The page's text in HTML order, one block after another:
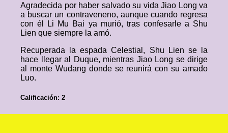
Agradecida por haber salvado su vida Jiao Long va
a buscar un contraveneno, aunque cuando regresa
con él Li Mu Bai ya murió, tras confesarle a Shu
Lien que siempre la amó.
Recuperada la espada Celestial, Shu Lien se la
hace llegar al Duque, mientras Jiao Long se dirige
al monte Wudang donde se reunirá con su amado
Luo.
Calificación: 2